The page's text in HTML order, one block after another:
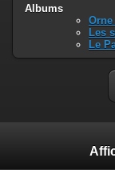
Albums
Les
Le